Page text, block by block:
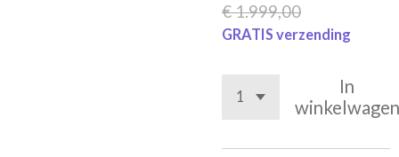
€ 1.999,00
GRATIS verzending
In
winkelwagen